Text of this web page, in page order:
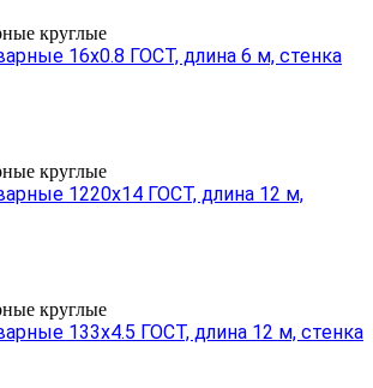
круглые
16х0.8 ГОСТ, длина 6 м, стенка
круглые
1220х14 ГОСТ, длина 12 м,
круглые
133х4.5 ГОСТ, длина 12 м, стенка